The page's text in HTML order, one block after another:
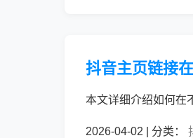
抖音主页链接
本文详细介绍如何在
2026-04-02 | 分类：